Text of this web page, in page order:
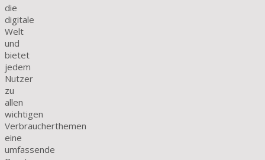
die
digitale
Welt
und
bietet
jedem
Nutzer
zu
allen
wichtigen
Verbraucherthemen
eine
umfassende